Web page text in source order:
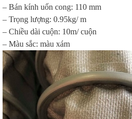
– Bán kính uốn cong: 110 mm
– Trọng lượng: 0.95kg/ m
– Chiều dài cuộn: 10m/ cuộn
– Màu sắc: màu xám